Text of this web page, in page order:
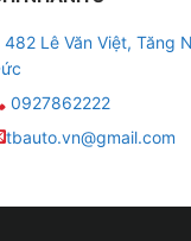
Phần cứng với
Với 64GB bộ
482 Lê Văn Việt, Tăng
0927862222
tbauto.vn@gmail.com